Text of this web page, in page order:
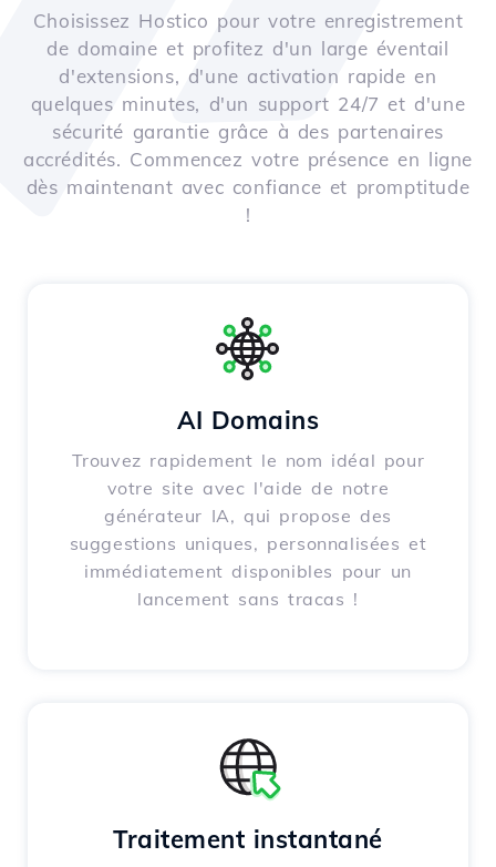
Choisissez Hostico pour votre enregistrement
de domaine et profitez d'un large éventail
d'extensions, d'une activation rapide en
quelques minutes, d'un support 24/7 et d'une
sécurité garantie grâce à des partenaires
accrédités. Commencez votre présence en ligne
dès maintenant avec confiance et promptitude
!
AI Domains
Trouvez rapidement le nom idéal pour
votre site avec l'aide de notre
générateur IA, qui propose des
suggestions uniques, personnalisées et
immédiatement disponibles pour un
lancement sans tracas !
Traitement instantané